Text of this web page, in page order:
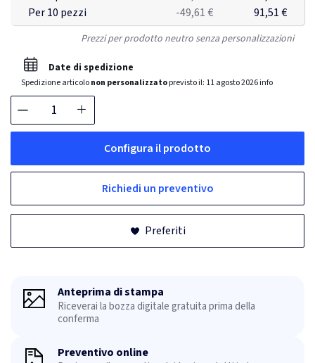
Per 10 pezzi
-49,61 € 91,51 €
Prezzi per prodotto neutro senza personalizzazioni
Date di spedizione
Spedizione articolonon personalizzatoprevisto il: 11 agosto 2026info
Configura il prodotto
Richiedi un preventivo
Preferiti
Anteprima di stampa
Riceverai la bozza digitale gratuita prima della
conferma
Preventivo online